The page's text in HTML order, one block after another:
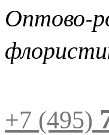
Оптово-
+7 (495)